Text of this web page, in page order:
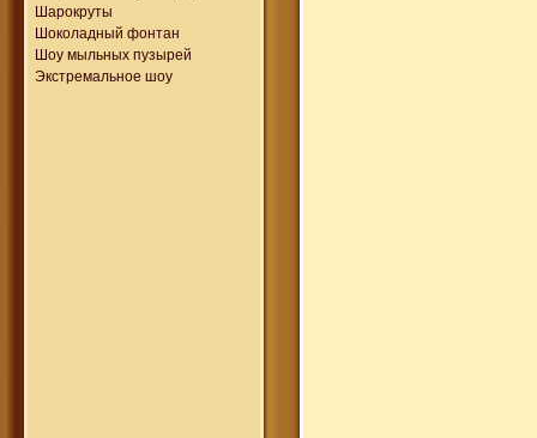
Шарокруты
Шоколадный фонтан
Шоу мыльных пузырей
Экстремальное шоу